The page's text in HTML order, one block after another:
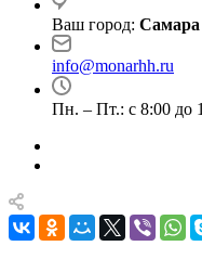
Ваш город: Самара
info@monarhh.ru
Пн. – Пт.: с 8:00 до